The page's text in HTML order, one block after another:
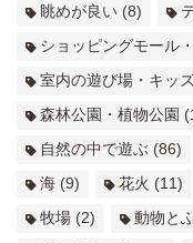
眺めが良い (8)
ショッピングモール
室内の遊び場・キッ
森林公園・植物公園
自然の中で遊ぶ (86)
海 (9) 花火 (11)
牧場 (2) 動物と